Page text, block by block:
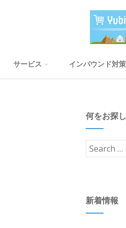
サービス インバウンド対策
何をお探
新着情報